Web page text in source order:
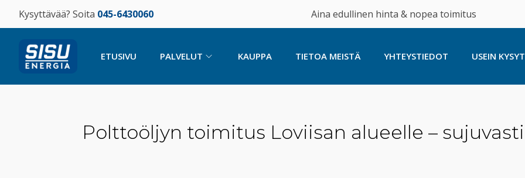
Kysyttävää? Soita 045-6430060 Aina edullinen hinta & nopea toimitus
ETUSIVU PALVELUT KAUPPA TIETOA MEISTÄ YHTEYSTIEDOT USEIN
Polttoöljyn toimitus Loviisan alueelle –